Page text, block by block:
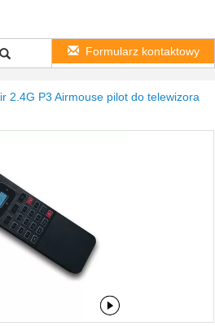
Formularz kontaktowy
2.4G P3 Airmouse pilot do telewizora